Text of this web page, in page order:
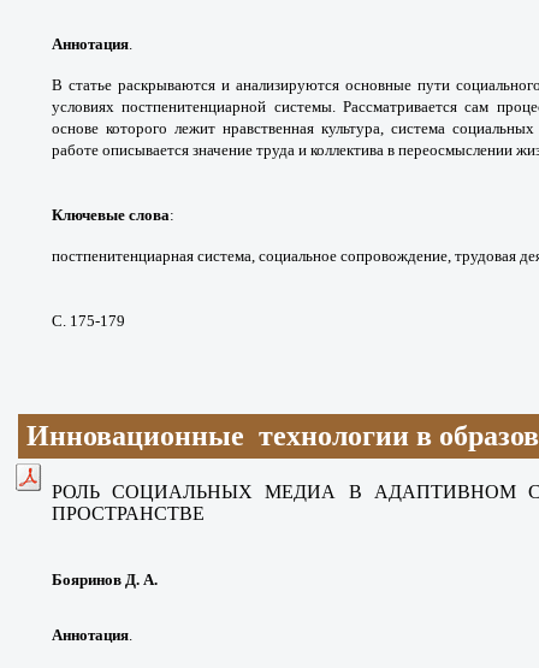
Аннотация.
В статье раскрываются и анализируются основные пути
условияхпостпенитенциарной системы. Рассматриваетсясам
основе которого лежит нравственная культура, система
работе описывается значение труда и коллектива в переосмыслении
Ключевые слова:
постпенитенциарная система, социальное сопровождение, трудовая
С. 175-179
Инновационные технологии в
РОЛЬ СОЦИАЛЬНЫХ МЕДИА В АДАПТИВНОМ
ПРОСТРАНСТВЕ
Бояринов Д. А.
Аннотация.